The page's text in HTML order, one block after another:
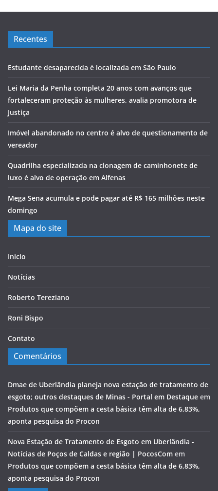
Recentes
Estudante desaparecida é localizada em São Paulo
Lei Maria da Penha completa 20 anos com avanços que
fortaleceram proteção às mulheres, avalia promotora de
Justiça
Imóvel abandonado no centro é alvo de questionamento de
vereador
Quadrilha especializada na clonagem de caminhonete de
luxo é alvo de operação em Alfenas
Mega Sena acumula e pode pagar até R$ 165 milhões neste
domingo
Mapa do site
Início
Notícias
Roberto Tereziano
Roni Bispo
Contato
Comentários
Dmae de Uberlândia planeja nova estação de tratamento de
esgoto; outros destaques de Minas - Portal em Destaque em
Produtos que compõem a cesta básica têm alta de 6,83%,
aponta pesquisa do Procon
Nova Estação de Tratamento de Esgoto em Uberlândia -
Notícias de Poços de Caldas e região | PocosCom em
Produtos que compõem a cesta básica têm alta de 6,83%,
aponta pesquisa do Procon